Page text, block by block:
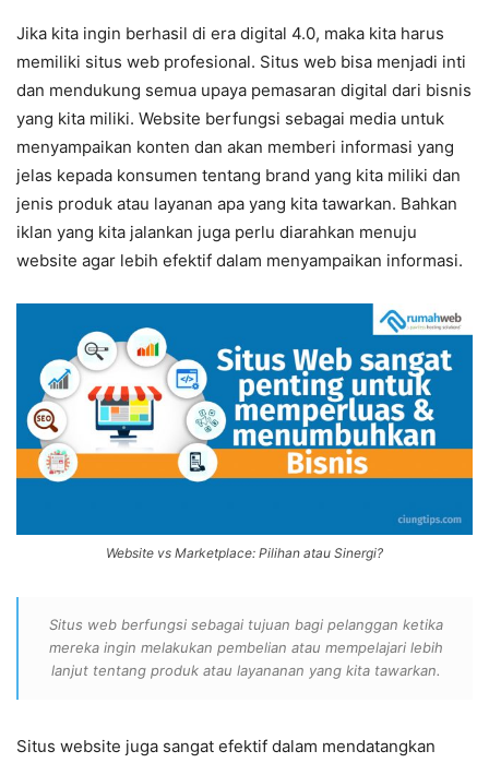
Jika kita ingin berhasil di era digital 4.0, maka kita harus
memiliki situs web profesional. Situs web bisa menjadi inti
dan mendukung semua upaya pemasaran digital dari bisnis
yang kita miliki. Website berfungsi sebagai media untuk
menyampaikan konten dan akan memberi informasi yang
jelas kepada konsumen tentang brand yang kita miliki dan
jenis produk atau layanan apa yang kita tawarkan. Bahkan
iklan yang kita jalankan juga perlu diarahkan menuju
website agar lebih efektif dalam menyampaikan informasi.
Website vs Marketplace: Pilihan atau Sinergi?
Situs web berfungsi sebagai tujuan bagi pelanggan ketika
mereka ingin melakukan pembelian atau mempelajari lebih
lanjut tentang produk atau layananan yang kita tawarkan.
Situs website juga sangat efektif dalam mendatangkan